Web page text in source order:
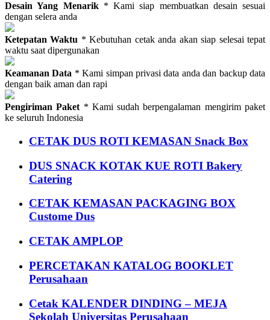
Desain Yang Menarik* Kami siap membuatkan desain sesuai
dengan selera anda
Ketepatan Waktu * Kebutuhan cetak anda akan siap selesai tepat
waktu saat dipergunakan
Keamanan Data * Kami simpan privasi data anda dan backup data
dengan baik aman dan rapi
Pengiriman Paket * Kami sudah berpengalaman mengirim paket
ke seluruh Indonesia
CETAK DUS ROTI KEMASAN Snack Box
DUS SNACK KOTAK KUE ROTI Bakery
Catering
CETAK KEMASAN PACKAGING BOX
Custome Dus
CETAK AMPLOP
PERCETAKAN KATALOG BOOKLET
Perusahaan
Cetak KALENDER DINDING – MEJA
Sekolah Universitas Perusahaan